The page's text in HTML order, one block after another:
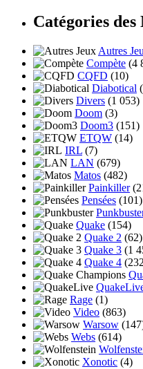
Catégories des
Autres
Compète (4
CQFD (10)
Diabotical
Divers (1 053)
Doom (3)
Doom3 (151)
ETQW (14)
IRL (7)
LAN (679)
Matos (482)
Painkiller
Pensées (101)
Quake (154)
Quake 2 (62)
Quake 3 (1
Quake 4
Rage (1)
Video (863)
Warsow
Webs (614)
Xonotic (4)